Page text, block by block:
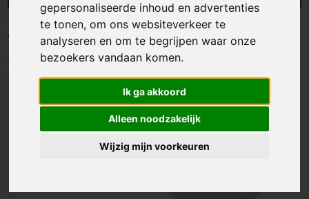
gepersonaliseerde inhoud en advertenties
te tonen, om ons websiteverkeer te
analyseren en om te begrijpen waar onze
bezoekers vandaan komen.
Ik ga akkoord
Alleen noodzakelijk
Wijzig mijn voorkeuren
Filters